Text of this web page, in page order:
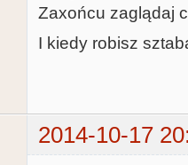
Zaxońcu zaglądaj
I kiedy robisz
2014-10-17